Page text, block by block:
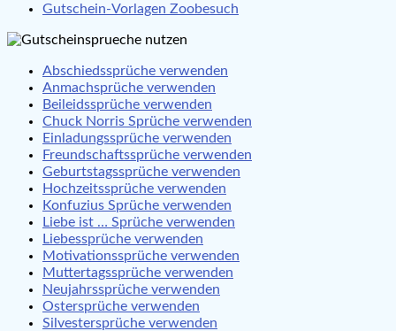
Gutschein-Vorlagen Zoobesuch
Abschiedssprüche verwenden
Anmachsprüche verwenden
Beileidssprüche verwenden
Chuck Norris Sprüche verwenden
Einladungssprüche verwenden
Freundschaftssprüche verwenden
Geburtstagssprüche verwenden
Hochzeitssprüche verwenden
Konfuzius Sprüche verwenden
Liebe ist … Sprüche verwenden
Liebessprüche verwenden
Motivationssprüche verwenden
Muttertagssprüche verwenden
Neujahrssprüche verwenden
Ostersprüche verwenden
Silvestersprüche verwenden